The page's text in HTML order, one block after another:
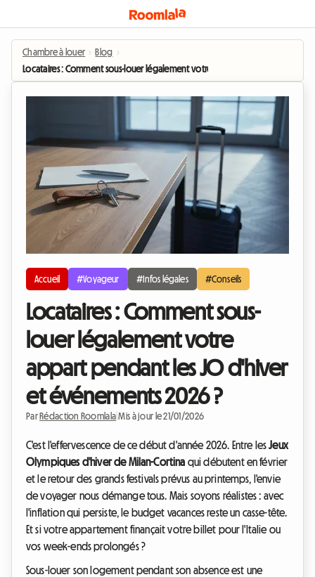
Chambre à louer › Blog ›
Locataires : Comment sous-louer légalement votre appart pendant les JO
Accueil #Voyageur #Infos légales #Conseils
Locataires : Comment sous-
louer légalement votre
appart pendant les JO d'hiver
et événements 2026 ?
Par Rédaction Roomlala |Mis à jour le 21/01/2026
C'est l'effervescence de ce début d'année 2026. Entre lesJeux
Olympiques d'hiver de Milan-Cortina qui débutent en février
et le retour des grands festivals prévus au printemps, l'envie
de voyager nous démange tous. Mais soyons réalistes : avec
l'inflation qui persiste, le budget vacances reste un casse-tête.
Et si votre appartement finançait votre billet pour l'Italie ou
vos week-ends prolongés ?
Sous-louer son logement pendant son absence est une